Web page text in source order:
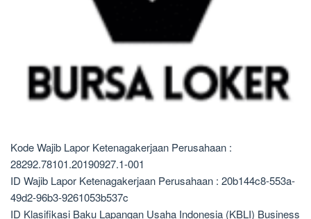
Kode Wajib Lapor Ketenagakerjaan Perusahaan :
28292.78101.20190927.1-001
ID Wajib Lapor Ketenagakerjaan Perusahaan : 20b144c8-553a-
49d2-96b3-9261053b537c
ID Klasifikasi Baku Lapangan Usaha Indonesia (KBLI) Business